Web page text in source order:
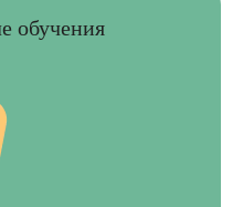
обучения